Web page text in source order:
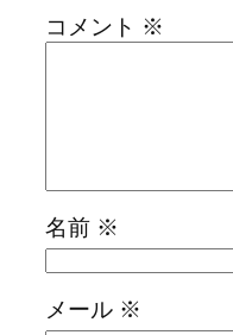
コメント ※
名前 ※
メール ※